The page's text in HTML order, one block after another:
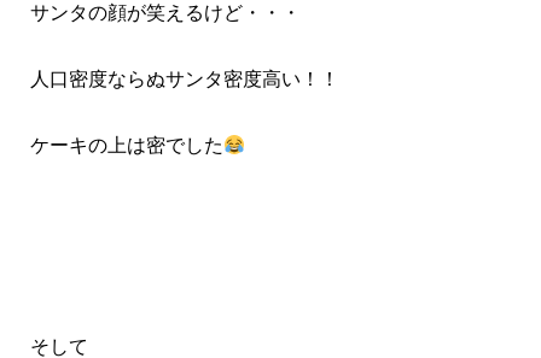
サンタの顔が笑えるけど・・・
人口密度ならぬサンタ密度高い！！
ケーキの上は密でした
そして